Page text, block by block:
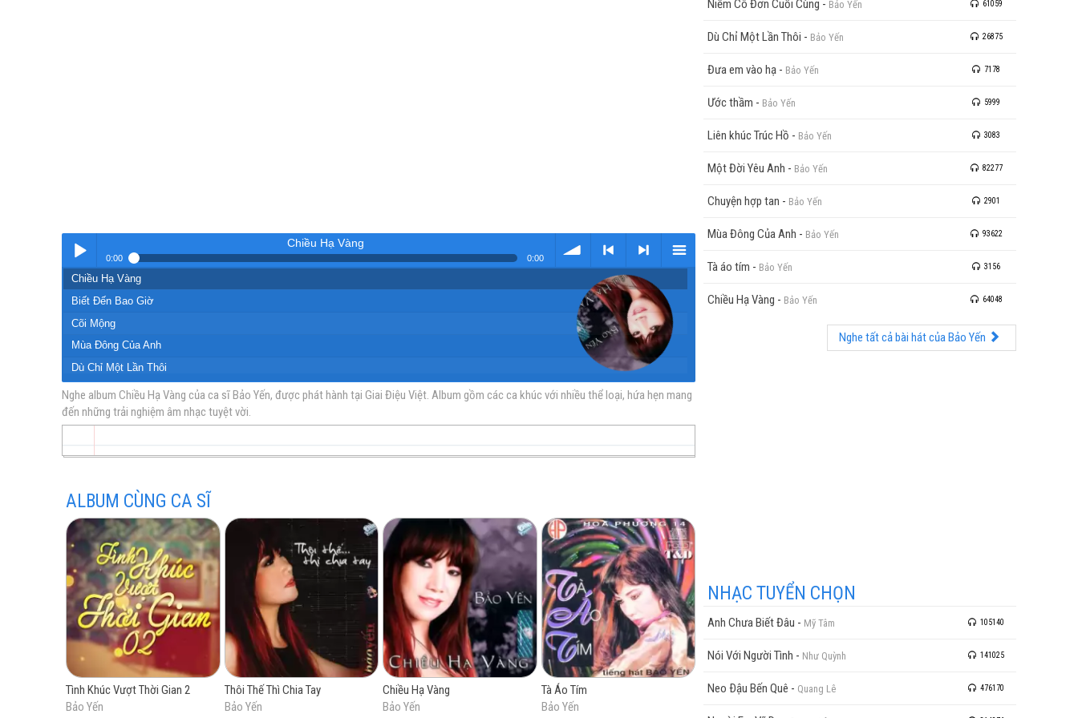
Nhạc
vàng
trữ
Chiều Hạ Vàng
0:00 0:00
Tải
miễn
phí
< Kho
trực
tuyến
>
chất
lượng
Kho
miễn
phí
Chiều Hạ Vàng
Biết Đến Bao Giờ
Cõi Mộng
Mùa Đông Của Anh
Dù Chỉ Một Lần Thôi
Trả Nợ Tình Xa
Một Đời Yêu Anh
Thói Đời
Nghe album Chiều Hạ Vàng của ca sĩ Bảo Yến, được phát hành tại Giai Điệu Việt. Album gồm các ca khúc với nhiều thể loại, hứa hẹn mang
đến những trải nghiệm âm nhạc tuyệt vời.
ALBUM CÙNG CA SĨ
Tình Khúc Vượt Thời Gian 2
Bảo Yến
Thôi Thế Thì Chia Tay
Bảo Yến
Chiều Hạ Vàng
Bảo Yến
Tà Áo Tím
Bảo Yến
Niềm Cô Đơn Cuối Cùng - Bảo Yến 61059
Dù Chỉ Một Lần Thôi - Bảo Yến 26875
Đưa em vào hạ - Bảo Yến 7178
Ước thầm - Bảo Yến 5999
Liên khúc Trúc Hồ - Bảo Yến 3083
Một Đời Yêu Anh - Bảo Yến 82277
Chuyện hợp tan - Bảo Yến 2901
Mùa Đông Của Anh - Bảo Yến 93622
Tà áo tím - Bảo Yến 3156
Chiều Hạ Vàng - Bảo Yến 64048
Nghe tất cả bài hát của Bảo Yến
NHẠC TUYỂN CHỌN
Anh Chưa Biết Đâu - Mỹ Tâm 105140
Nói Với Người Tình - Như Quỳnh 141025
Neo Ðậu Bến Quê - Quang Lê 476170